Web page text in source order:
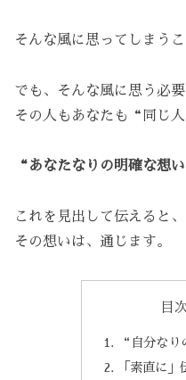
そんな風に思ってしまうこ
でも、そんな風に思う必要
その人もあなたも“同じ
“あなたなりの明確な想
これを見出して伝えると、
その想いは、通じます。
目
“自分なり
「素直に」